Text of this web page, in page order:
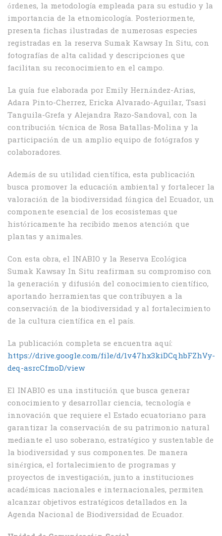
órdenes, la metodología empleada para su estudio y la
importancia de la etnomicología. Posteriormente,
presenta fichas ilustradas de numerosas especies
registradas en la reserva Sumak Kawsay In Situ, con
fotografías de alta calidad y descripciones que
facilitan su reconocimiento en el campo.
La guía fue elaborada por Emily Hernández-Arias,
Adara Pinto-Cherrez, Ericka Alvarado-Aguilar, Tsasi
Tanguila-Grefa y Alejandra Razo-Sandoval, con la
contribución técnica de Rosa Batallas-Molina y la
participación de un amplio equipo de fotógrafos y
colaboradores.
Además de su utilidad científica, esta publicación
busca promover la educación ambiental y fortalecer la
valoración de la biodiversidad fúngica del Ecuador, un
componente esencial de los ecosistemas que
históricamente ha recibido menos atención que
plantas y animales.
Con esta obra, el INABIO y la Reserva Ecológica
Sumak Kawsay In Situ reafirman su compromiso con
la generación y difusión del conocimiento científico,
aportando herramientas que contribuyen a la
conservación de la biodiversidad y al fortalecimiento
de la cultura científica en el país.
La publicación completa se encuentra aquí:
https://drive.google.com/file/d/1v47hx3kiDCqhbFZhVy-
deq-asrcCfmoD/view
El INABIO es una institución que busca generar
conocimiento y desarrollar ciencia, tecnología e
innovación que requiere el Estado ecuatoriano para
garantizar la conservación de su patrimonio natural
mediante el uso soberano, estratégico y sustentable de
la biodiversidad y sus componentes. De manera
sinérgica, el fortalecimiento de programas y
proyectos de investigación, junto a instituciones
académicas nacionales e internacionales, permiten
alcanzar objetivos estratégicos detallados en la
Agenda Nacional de Biodiversidad de Ecuador.